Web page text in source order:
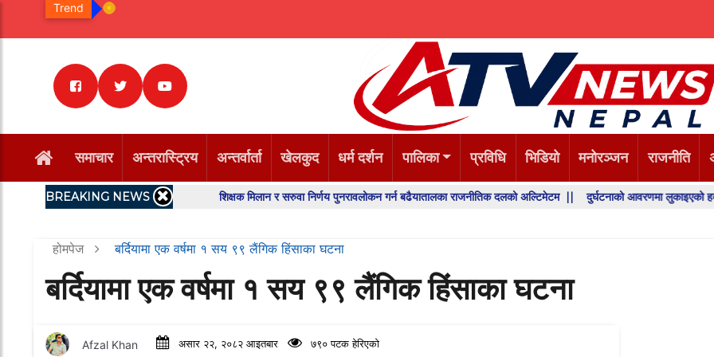
Trend
समाचार अन्तरास्ट्रिय अन्तर्वार्ता खेलकुद धर्म दर्शन पालिका प्रविधि भिडियो मनोरञ्जन राजनीति
शिक्षक मिलान र सरुवा निर्णय पुनरावलोकन गर्न बढैयातालका राजनीतिक दलको अल्टिमेटम ||दुर्घटनाको आवरणमा लुकाइएको हत्या, प्रहरी
BREAKING NEWS
होमपेज बर्दियामा एक वर्षमा १ सय ९९ लैंगिक हिंसाका घटना
बर्दियामा एक वर्षमा १ सय ९९ लैंगिक हिंसाका घटना
Afzal Khan असार २२, २०८२ आइतबार ७९० पटक हेरिएको